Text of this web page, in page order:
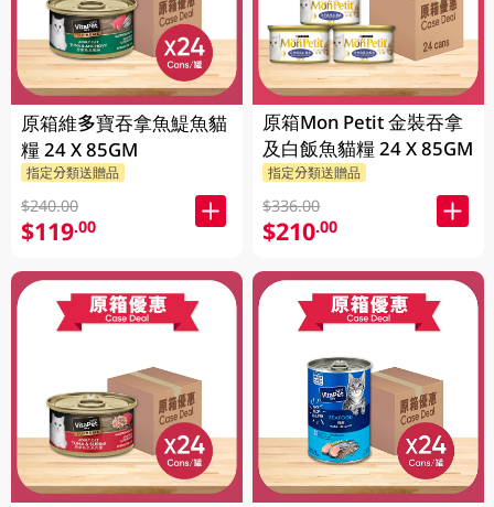
原箱維多寶吞拿魚鯷魚貓
糧 24 X 85GM
指定分類送贈品
$240.00
$119.00
原箱Mon Petit 金裝吞拿
及白飯魚貓糧 24 X 85GM
指定分類送贈品
$336.00
$210.00